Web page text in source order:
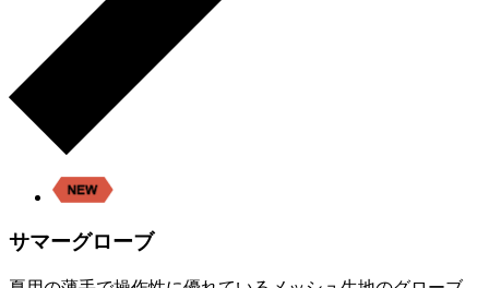
サマーグローブ